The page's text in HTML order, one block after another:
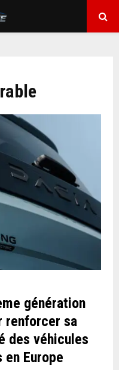
génération
renforcer sa
des véhicules
Europe